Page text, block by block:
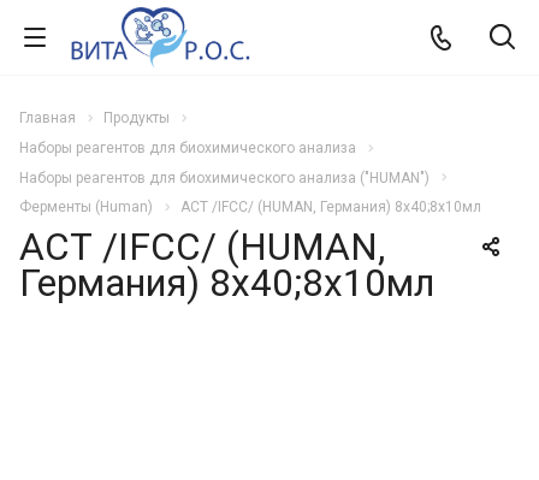
Главная
Продукты
Наборы реагентов для биохимического анализа
Наборы реагентов для биохимического анализа ("HUMAN")
Ферменты (Human)
АСТ /IFCC/ (HUMAN, Германия) 8х40;8x10мл
АСТ /IFCC/ (HUMAN,
Германия) 8х40;8x10мл